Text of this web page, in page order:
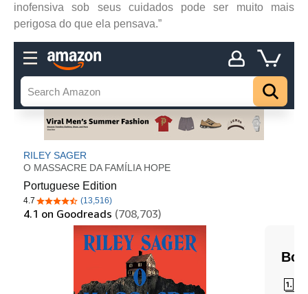
inofensiva sob seus cuidados pode ser muito mais
perigosa do que ela pensava.”